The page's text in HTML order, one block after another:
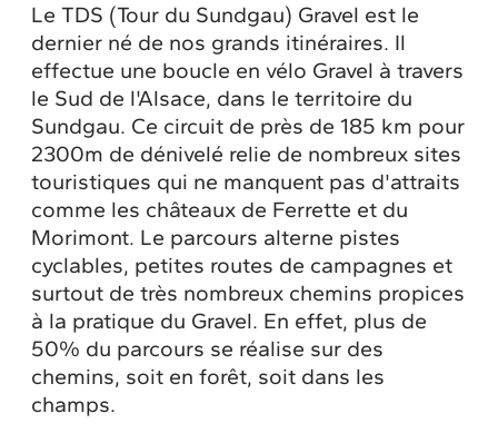
Le TDS (Tour du Sundgau) Gravel est le
dernier né de nos grands itinéraires. Il
effectue une boucle en vélo Gravel à travers
le Sud de l'Alsace, dans le territoire du
Sundgau. Ce circuit de près de 185 km pour
2300m de dénivelé relie de nombreux sites
touristiques qui ne manquent pas d'attraits
comme les châteaux de Ferrette et du
Morimont. Le parcours alterne pistes
cyclables, petites routes de campagnes et
surtout de très nombreux chemins propices
à la pratique du Gravel. En effet, plus de
50% du parcours se réalise sur des
chemins, soit en forêt, soit dans les
champs.